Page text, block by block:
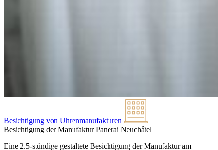
Besichtigung von Uhrenmanufakturen
Besichtigung der Manufaktur Panerai Neuchâtel
Eine 2.5-stündige gestaltete Besichtigung der Manufaktur am